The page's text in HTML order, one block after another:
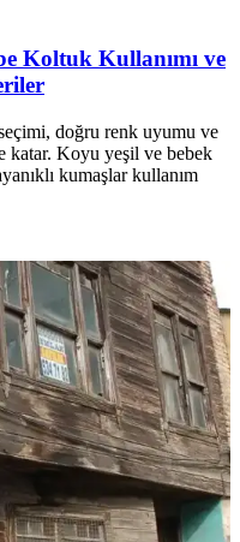
Koltuk Kullanımı ve
doğru renk uyumu ve
katar. Koyu yeşil ve bebek
kumaşlar kullanım